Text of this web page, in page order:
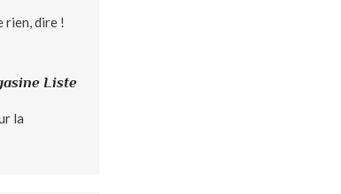
rien, dire !
Liste
la